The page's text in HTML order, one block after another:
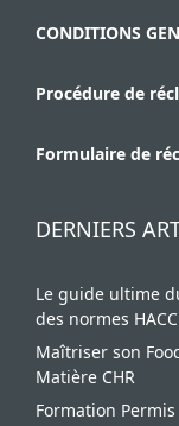
CONDITIONS
Procédure de
Formulaire de
DERNIERS
Le guide ultime
des normes
Maîtriser son
Matière CHR
Formation